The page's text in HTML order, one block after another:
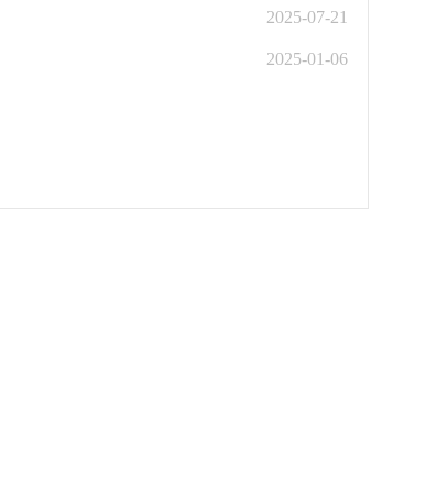
2025-07-21
2025-01-06